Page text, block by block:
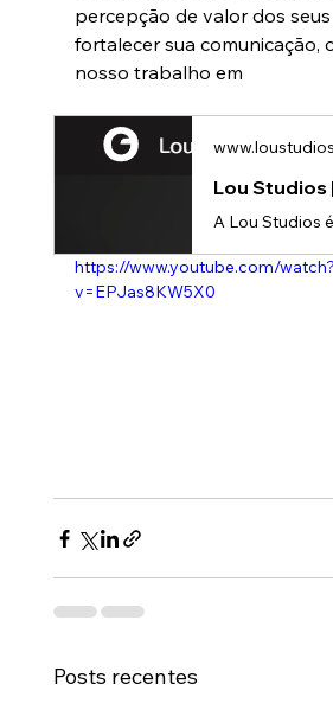
percepção de valor dos
fortalecer sua comunicação,
nosso trabalho em
https://www.youtube.com/watch?
v=EPJas8KW5X0
Posts recentes